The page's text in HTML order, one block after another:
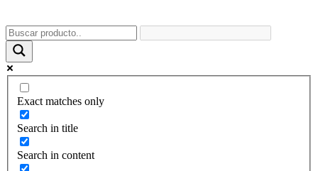
Exact matches only
Search in title
Search in content